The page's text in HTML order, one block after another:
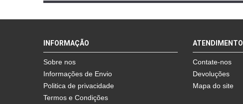
PORTA CHAVES AMIGA
INFORMAÇÃO
Sobre nos
Informações de Envio
Politica de privacidade
Termos e Condições
ATENDIMENTO
Contate-nos
Devoluções
Mapa do site